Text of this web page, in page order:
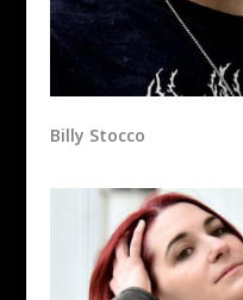
Billy Stocco